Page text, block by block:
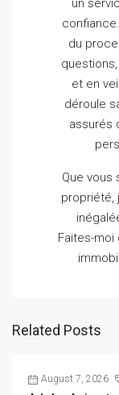
un
du
et en
déroule
assurés
Que vous
propriété,
Faites-
Related Posts
August 7, 2026